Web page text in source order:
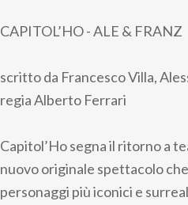
CAPITOL’HO - ALE & FRANZ
scritto da Francesco Villa,
regia Alberto Ferrari
Capitol’Ho segna il ritorno a
nuovo originale spettacolo
personaggi più iconici e